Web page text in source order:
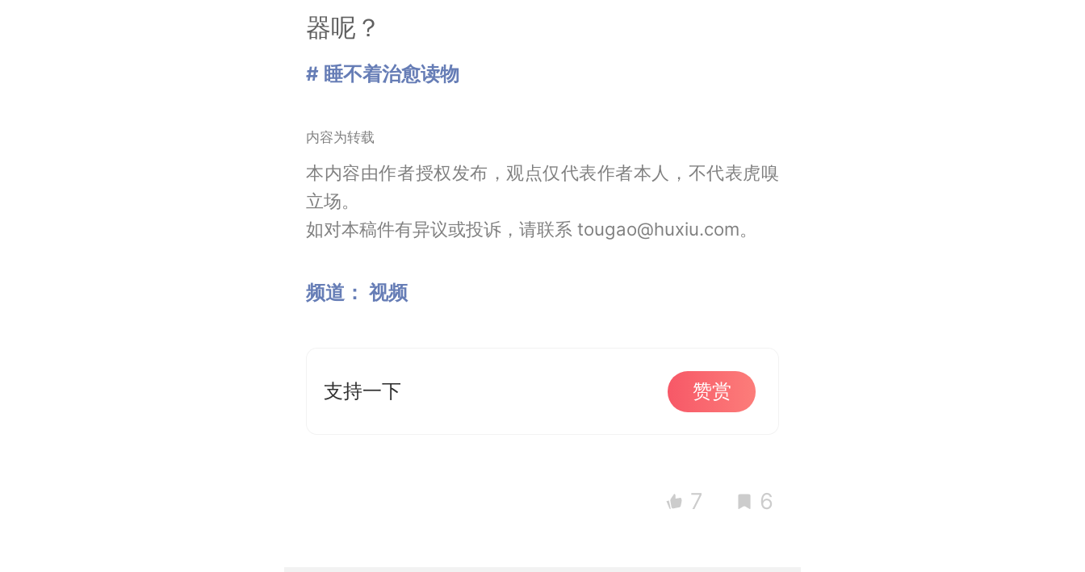
器呢？
# 睡不着治愈读物
内容为转载
本内容由作者授权发布，观点仅代表作者本人，不代表虎嗅
立场。
如对本稿件有异议或投诉，请联系 tougao@huxiu.com。
频道： 视频
支持一下 赞赏
7 6